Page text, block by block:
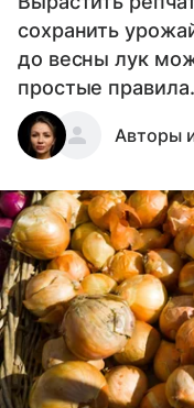
сохранить
до весны лук
простые правила.
Авторы